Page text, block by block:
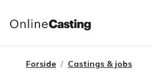
Forside Castings & jobs